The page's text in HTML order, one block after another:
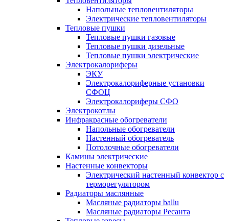
Напольные тепловентиляторы
Электрические тепловентиляторы
Тепловые пушки
Тепловые пушки газовые
Тепловые пушки дизельные
Тепловые пушки электрические
Электрокалориферы
ЭКУ
Электрокалориферные установки
СФОЦ
Электрокалориферы СФО
Электрокотлы
Инфракрасные обогреватели
Напольные обогреватели
Настенный обогреватель
Потолочные обогреватели
Камины электрические
Настенные конвекторы
Электрический настенный конвектор с
терморегулятором
Радиаторы маслянные
Масляные радиаторы ballu
Масляные радиаторы Ресанта